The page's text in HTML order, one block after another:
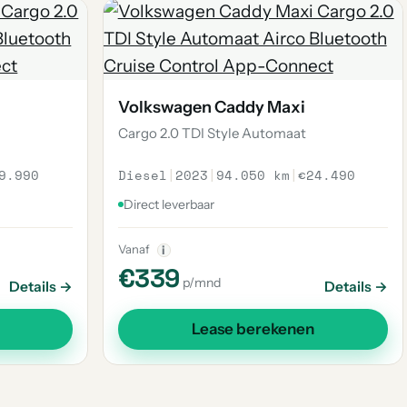
Details →
Volkswagen Caddy Maxi
Cargo 2.0 TDI Style Automaat
Diesel | 2023 | 94.050 km |€24.490
Direct leverbaar
Vanaf i
€339 p/mnd Details →
Lease berekenen